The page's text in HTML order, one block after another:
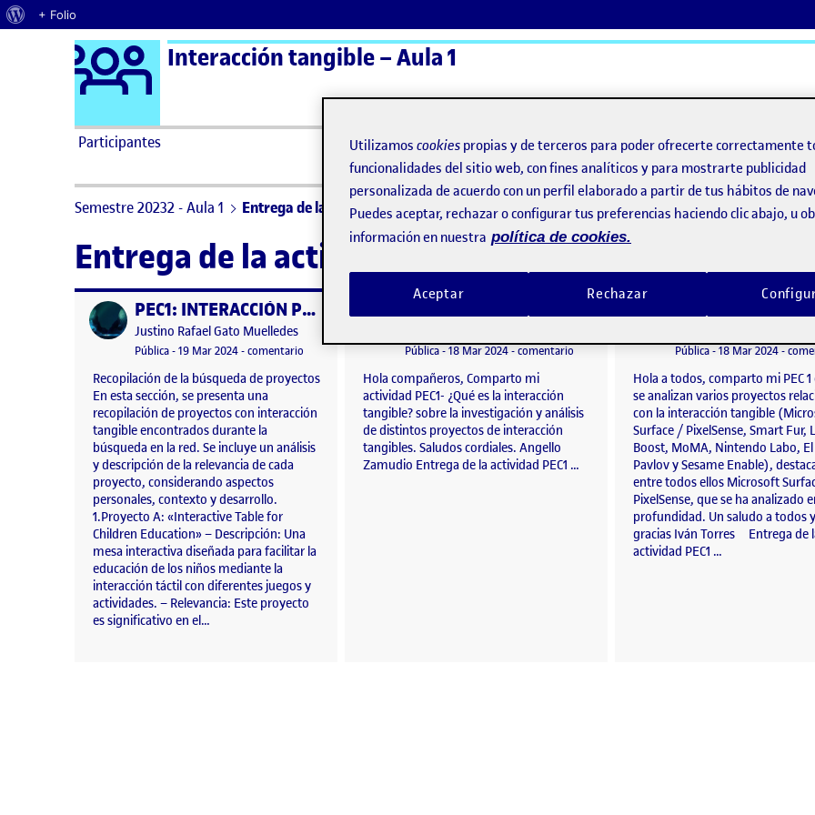
Acerca de WordPress
+ Folio
Saltar al contenido Logo Ágora
Interacción tangible – Aula 1
Participantes ActiFolios
Semestre 20232 - Aula 1 Entrega de la actividad PEC1
Entrega de la actividad PEC1
Publicado por PEC1: INTERACCIÓN PERSONA-ORDENADOR
Publicado por
Justino Rafael Gato Muelledes
Visibilidad:
Pública-Fecha de publicación
19 Mar 2024-comentario en PEC1: INTERACCIÓN PERSONA-ORDENADOR
Recopilación de la búsqueda de proyectos
En esta sección, se presenta una
recopilación de proyectos con interacción
tangible encontrados durante la
búsqueda en la red. Se incluye un análisis
y descripción de la relevancia de cada
proyecto, considerando aspectos
personales, contexto y desarrollo.
1.Proyecto A: «Interactive Table for
Children Education» – Descripción: Una
mesa interactiva diseñada para facilitar la
educación de los niños mediante la
interacción táctil con diferentes juegos y
actividades. – Relevancia: Este proyecto
es significativo en el…
PEC1- ¿Qué es la interacción tangible?
Visibilidad:
Pública-Fecha de publicación
18 Mar 20249 abril, 2024 11:35 pm
-comentarioen PEC1- ¿Qué es la interacción tangible?
Hola compañeros, Comparto mi
actividad PEC1- ¿Qué es la interacción
tangible? sobre la investigación y análisis
de distintos proyectos de interacción
tangibles. Saludos cordiales. Angello
Zamudio Entrega de la actividad PEC1 …
Visibilidad:
Pública-Fecha de
18 Mar 2024-
Hola a todos, comparto mi PEC 1
se analizan varios proyectos
con la interacción tangible
Surface / PixelSense, Smart Fur,
Boost, MoMA, Nintendo Labo,
Pavlov y Sesame Enable),
entre todos ellos Microsoft
PixelSense, que se ha analizado
profundidad. Un saludo a todos
gracias Iván Torres Entrega de
actividad PEC1 …
Utilizamos cookies propias y de terceros para poder ofrecerte correctamente
funcionalidades del sitio web, con fines analíticos y para mostrarte publicidad
personalizada de acuerdo con un perfil elaborado a partir de tus hábitos de
Puedes aceptar, rechazar o configurar tus preferencias haciendo clic abajo, u
información en nuestra política de cookies.
Rechazar
Aceptar